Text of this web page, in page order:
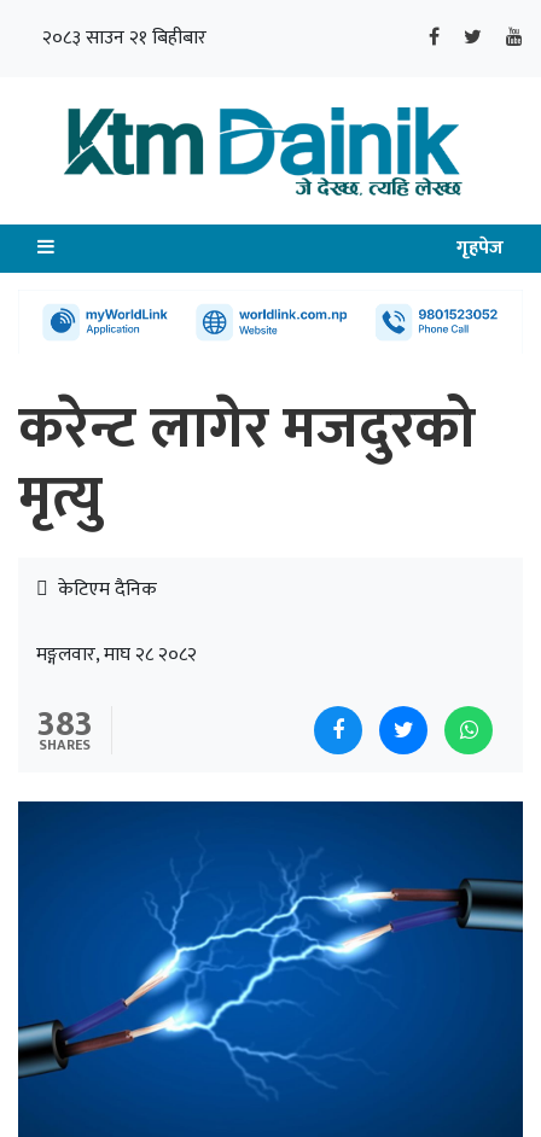
२०८३ साउन २१ बिहीबार
गृहपेज
करेन्ट लागेर मजदुरको
मृत्यु
केटिएम दैनिक
मङ्गलवार, माघ २८ २०८२
383
SHARES